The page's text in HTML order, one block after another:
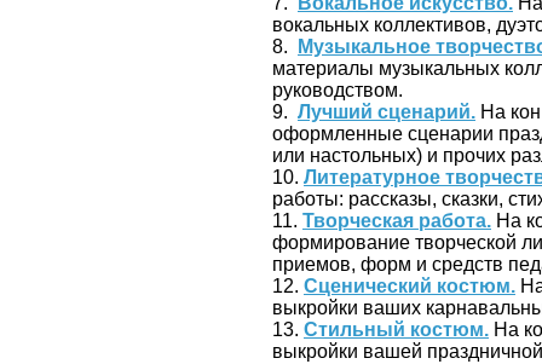
вокальных коллективов,
8.
Музыкальное
материалы музыкальных
руководством.
9. Лучший сценарий. На
оформленные сценарии
или настольных) и прочих
10. Литературное
работы: рассказы, сказки,
11. Творческая работа. На
формирование творческой
приемов, форм и средств
12. Сценический костюм.
выкройки ваших
13. Стильный костюм. На
выкройки вашей